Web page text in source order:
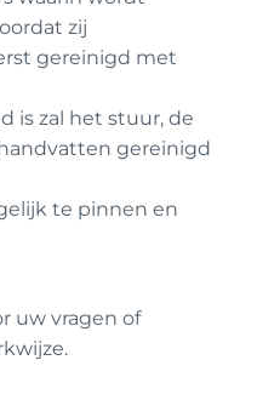
zij
gereinigd met
is zal het stuur, de
gereinigd
te pinnen en
uw vragen of